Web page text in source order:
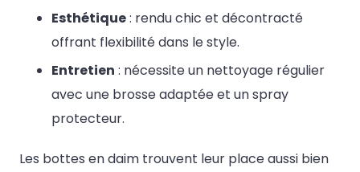
Esthétique: rendu chic et décontracté
offrant flexibilité dans le style.
Entretien : nécessite un nettoyage régulier
avec une brosse adaptée et un spray
protecteur.
Les bottes en daim trouvent leur place aussi bien